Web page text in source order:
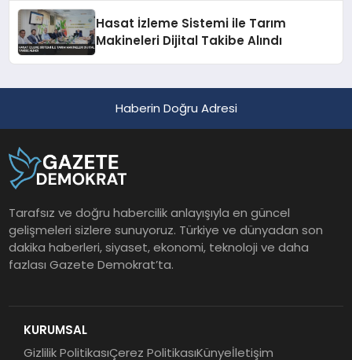
Hasat İzleme Sistemi ile Tarım
Makineleri Dijital Takibe Alındı
Haberin Doğru Adresi
Tarafsız ve doğru habercilik anlayışıyla en güncel
gelişmeleri sizlere sunuyoruz. Türkiye ve dünyadan son
dakika haberleri, siyaset, ekonomi, teknoloji ve daha
fazlası Gazete Demokrat’ta.
KURUMSAL
Gizlilik PolitikasıÇerez PolitikasıKünyeİletişim